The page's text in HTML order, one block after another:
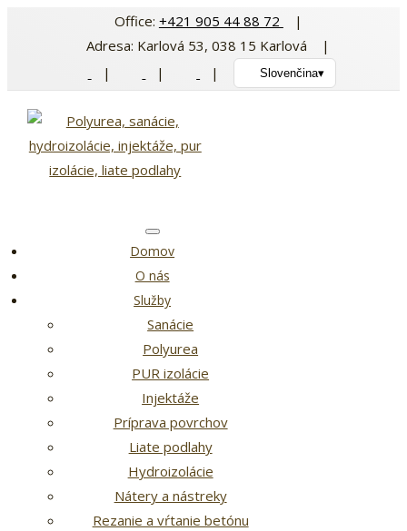
Office: +421 905 44 88 72
|
Adresa: Karlová 53, 038 15 Karlová |
|
| | Slovenčina▾
Domov
O nás
Služby
Sanácie
Polyurea
PUR izolácie
Injektáže
Príprava povrchov
Liate podlahy
Hydroizolácie
Nátery a nástreky
Rezanie a vŕtanie betónu